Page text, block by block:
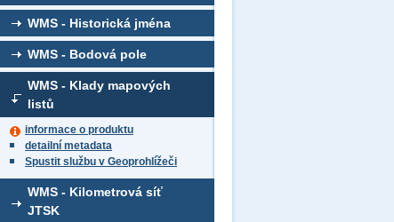
WMS - Historická jména
WMS - Bodová pole
WMS - Klady mapových
listů
informace o produktu
detailní metadata
Spustit službu v Geoprohlížeči
WMS - Kilometrová síť
JTSK